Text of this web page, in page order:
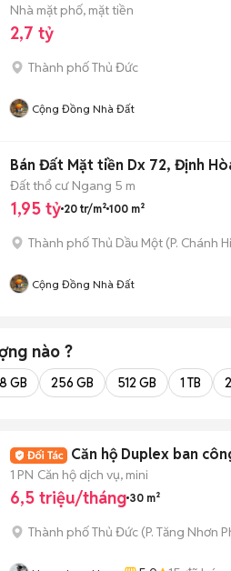
Nhà mặt phố, mặt tiền
2,7 tỷ
Thành phố Thủ Đức
Cộng Đồng Nhà Đất
Bán Đất Mặt tiền Dx 72, Định
Đất thổ cư Ngang 5 m
1,95 tỷ 20 tr/m² 100 m²
Thành phố Thủ Dầu Một (P. Chánh
Cộng Đồng Nhà Đất
nào ?
GB 256 GB 512 GB 1 TB
Căn hộ Duplex ban
1 PN Căn hộ dịch vụ, mini
6,5 triệu/tháng 30 m²
Thành phố Thủ Đức (P. Tăng Nhơn